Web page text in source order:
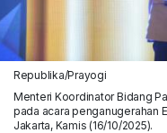
Republika/Prayogi
Menteri Koordinator Bidang
pada acara penganugerahan
Jakarta, Kamis (16/10/2025).